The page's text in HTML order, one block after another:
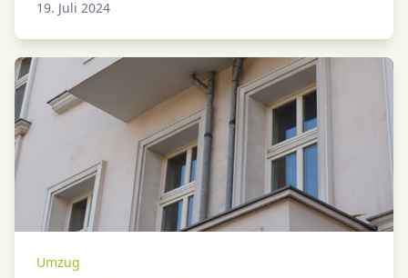
Pia Fahrner
19. Juli 2024
Umzug